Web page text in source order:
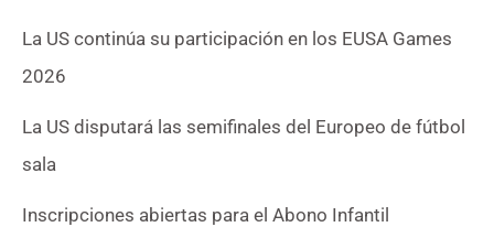
La US continúa su participación en los EUSA Games
2026
La US disputará las semifinales del Europeo de fútbol
sala
Inscripciones abiertas para el Abono Infantil